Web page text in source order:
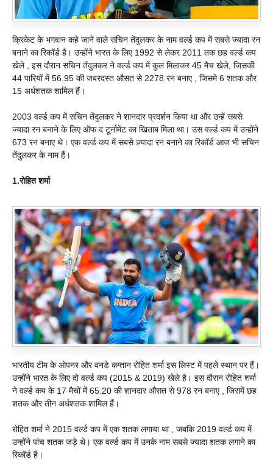
क्रिकेट के भगवान कहे जाने वाले सचिन तेंदुलकर के नाम वर्ल्ड कप में सबसे ज्यादा रन
बनाने का रिकॉर्ड है। उन्होंने भारत के लिए 1992 से लेकर 2011 तक छह वर्ल्ड कप
खेले , इस दौरान सचिन तेंदुलकर ने वर्ल्ड कप में कुल मिलाकर 45 मैच खेले, जिसकी
44 पारियों में 56.95 की जबरदस्त औसत से 2278 रन बनाए , जिसमे 6 शतक और
15 अर्धशतक शामिल हैं।
2003 वर्ल्ड कप में सचिन तेंदुलकर ने शानदार प्रदर्शन किया था और उन्हें सबसे
ज्यादा रन बनाने के लिए ऑफ द टूर्नामेंट का खिताब मिला था। उस वर्ल्ड कप में उन्होंने
673 रन बनाए थे। एक वर्ल्ड कप में सबसे ज़्यादा रन बनाने का रिकॉर्ड आज भी सचिन
तेंदुलकर के नाम हैं।
1.रोहित शर्मा
भारतीय टीम के ओपनर और वनडे कप्तान रोहित शर्मा इस लिस्ट में पहले स्थान पर हैं।
उन्होंने भारत के लिए दो वर्ल्ड कप (2015 & 2019) खेले है। इस दौरान रोहित शर्मा
ने वर्ल्ड कप के 17 मैचों में 65.20 की शानदार औसत से 978 रन बनाए , जिसमें छह
शतक और तीन अर्धशतक शामिल हैं।
रोहित शर्मा ने 2015 वर्ल्ड कप में एक शतक लगाया था , जबकि 2019 वर्ल्ड कप में
उन्होंने पांच शतक जड़े थे। एक वर्ल्ड कप में उनके नाम सबसे ज्यादा शतक लगाने का
रिकॉर्ड है।